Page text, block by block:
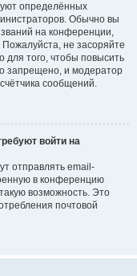
определённых
Обычно вы
на конференции,
не засоряйте
того, чтобы повысить
запрещено, и модератор
сообщений.
войти на
отправлять email-
в конференцию
возможность. Это
почтовой